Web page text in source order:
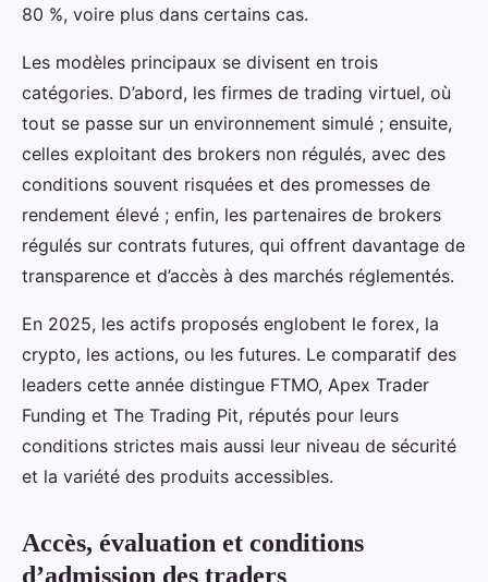
80 %, voire plus dans certains cas.
Les modèles principaux se divisent en trois
catégories. D’abord, les firmes de trading virtuel, où
tout se passe sur un environnement simulé ; ensuite,
celles exploitant des brokers non régulés, avec des
conditions souvent risquées et des promesses de
rendement élevé ; enfin, les partenaires de brokers
régulés sur contrats futures, qui offrent davantage de
transparence et d’accès à des marchés réglementés.
En 2025, les actifs proposés englobent le forex, la
crypto, les actions, ou les futures. Le comparatif des
leaders cette année distingue FTMO, Apex Trader
Funding et The Trading Pit, réputés pour leurs
conditions strictes mais aussi leur niveau de sécurité
et la variété des produits accessibles.
Accès, évaluation et conditions
d’admission des traders